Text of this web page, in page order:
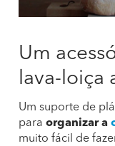
Um
lava-loiça
Um suporte de
para organizar a
muito fácil de